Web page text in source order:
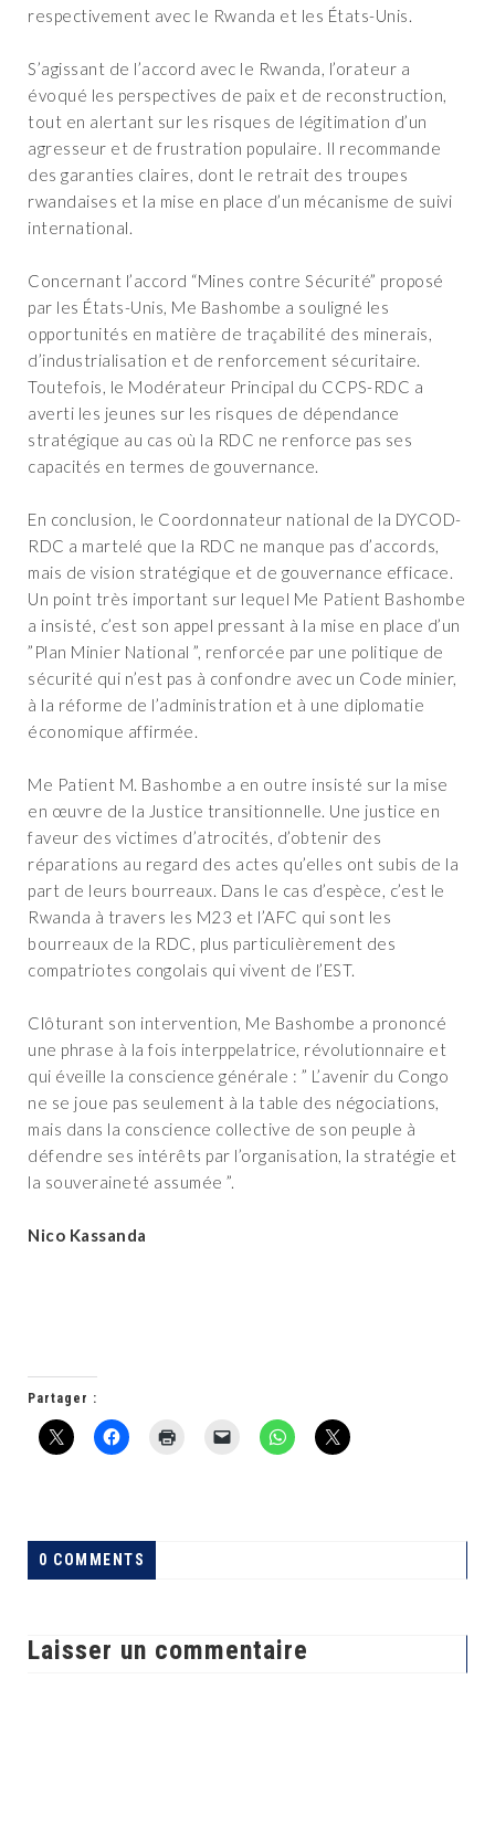
respectivement avec le Rwanda et les États-Unis.
‎S’agissant de l’accord avec le Rwanda, l’orateur a
évoqué les perspectives de paix et de reconstruction,
tout en alertant sur les risques de légitimation d’un
agresseur et de frustration populaire. Il recommande
des garanties claires, dont le retrait des troupes
rwandaises et la mise en place d’un mécanisme de suivi
international.
‎Concernant l’accord “Mines contre Sécurité” proposé
par les États-Unis, Me Bashombe a souligné les
opportunités en matière de traçabilité des minerais,
d’industrialisation et de renforcement sécuritaire.
Toutefois, le Modérateur Principal du CCPS-RDC a
averti les jeunes sur les risques de dépendance
stratégique au cas où la RDC ne renforce pas ses
capacités en termes de gouvernance.
‎En conclusion, le Coordonnateur national de la DYCOD-
RDC a martelé que la RDC ne manque pas d’accords,
mais de vision stratégique et de gouvernance efficace.
‎Un point très important sur lequel Me Patient Bashombe
a insisté, c’est son appel pressant à la mise en place d’un
”Plan Minier National ”, renforcée par une politique de
sécurité qui n’est pas à confondre avec un Code minier,
à la réforme de l’administration et à une diplomatie
économique affirmée.
‎Me Patient M. Bashombe a en outre insisté sur la mise
en œuvre de la Justice transitionnelle. Une justice en
faveur des victimes d’atrocités, d’obtenir des
réparations au regard des actes qu’elles ont subis de la
part de leurs bourreaux. Dans le cas d’espèce, c’est le
Rwanda à travers les M23 et l’AFC qui sont les
bourreaux de la RDC, plus particulièrement des
compatriotes congolais qui vivent de l’EST.
‎Clôturant son intervention, Me Bashombe a prononcé
une phrase à la fois interppelatrice, révolutionnaire et
qui éveille la conscience générale : ” L’avenir du Congo
ne se joue pas seulement à la table des négociations,
mais dans la conscience collective de son peuple à
défendre ses intérêts par l’organisation, la stratégie et
la souveraineté assumée ”.
‎Nico Kassanda
Partager :
0 COMMENTS
Laisser un commentaire